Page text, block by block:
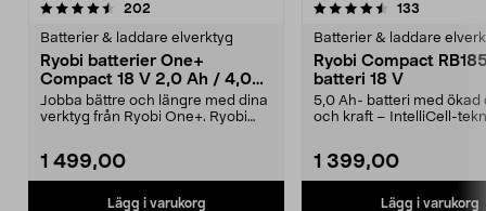
202
Batterier & laddare elverktyg
Ryobi batterier One+
Compact 18 V 2,0 Ah / 4,0
Ah RB18242X
Jobba bättre och längre med dina
verktyg från Ryobi One+. Ryobi
1 499,00
Lägg i varukorg
4.5av 5 stjärnor 133
Batterier & laddare
Ryobi Compact
batteri 18 V
5,0 Ah- batteri med ökad
och kraft – IntelliCell-
1 399,00
Lägg i varukorg
4.5av 5 stjärnor